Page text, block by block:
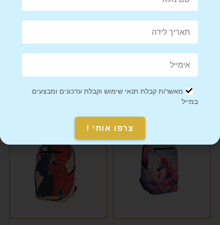
תיק גב בלוק מוזיקלי במהדורה
מוגבלת
מוגבלת מפה צבעונית
מאשר/ת קבלת תנאי שימוש וקבלת עדכונים ומבצעים
במייל
צרפו אותי !